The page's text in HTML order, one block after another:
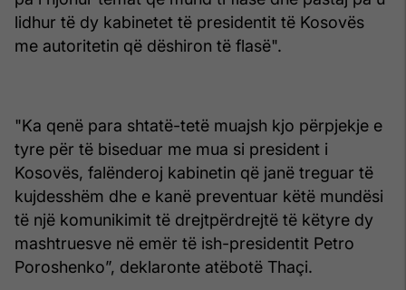
lidhur të dy kabinetet të presidentit të Kosovës
me autoritetin që dëshiron të flasë".
"Ka qenë para shtatë-tetë muajsh kjo përpjekje e
tyre për të biseduar me mua si president i
Kosovës, falënderoj kabinetin që janë treguar të
kujdesshëm dhe e kanë preventuar këtë mundësi
të një komunikimit të drejtpërdrejtë të këtyre dy
mashtruesve në emër të ish-presidentit Petro
Poroshenko”, deklaronte atëbotë Thaçi.